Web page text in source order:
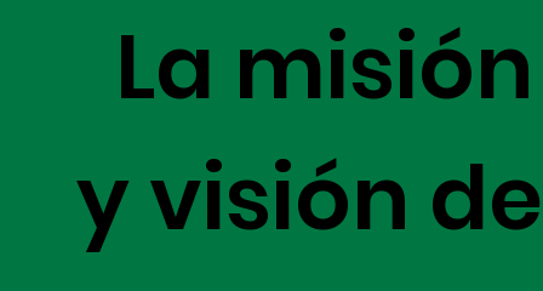
La misión
y visión de